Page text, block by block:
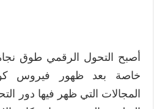
أصبح التحول الرقمي طوق
المجالات التي ظهر فيها دور